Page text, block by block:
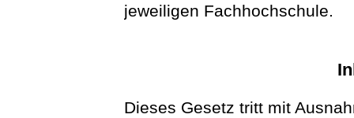
jeweiligen Fachhochschule.
Dieses Gesetz tritt mit